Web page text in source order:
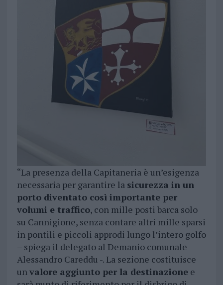
“La presenza della Capitaneria è un’esigenza
necessaria per garantire la sicurezza in un
porto diventato così importante per
volumi e traffico, con mille posti barca solo
su Cannigione, senza contare altri mille sparsi
in pontili e piccoli approdi lungo l’intero golfo
– spiega il delegato al Demanio comunale
Alessandro Careddu -. La sezione costituisce
unvalore aggiunto per la destinazionee